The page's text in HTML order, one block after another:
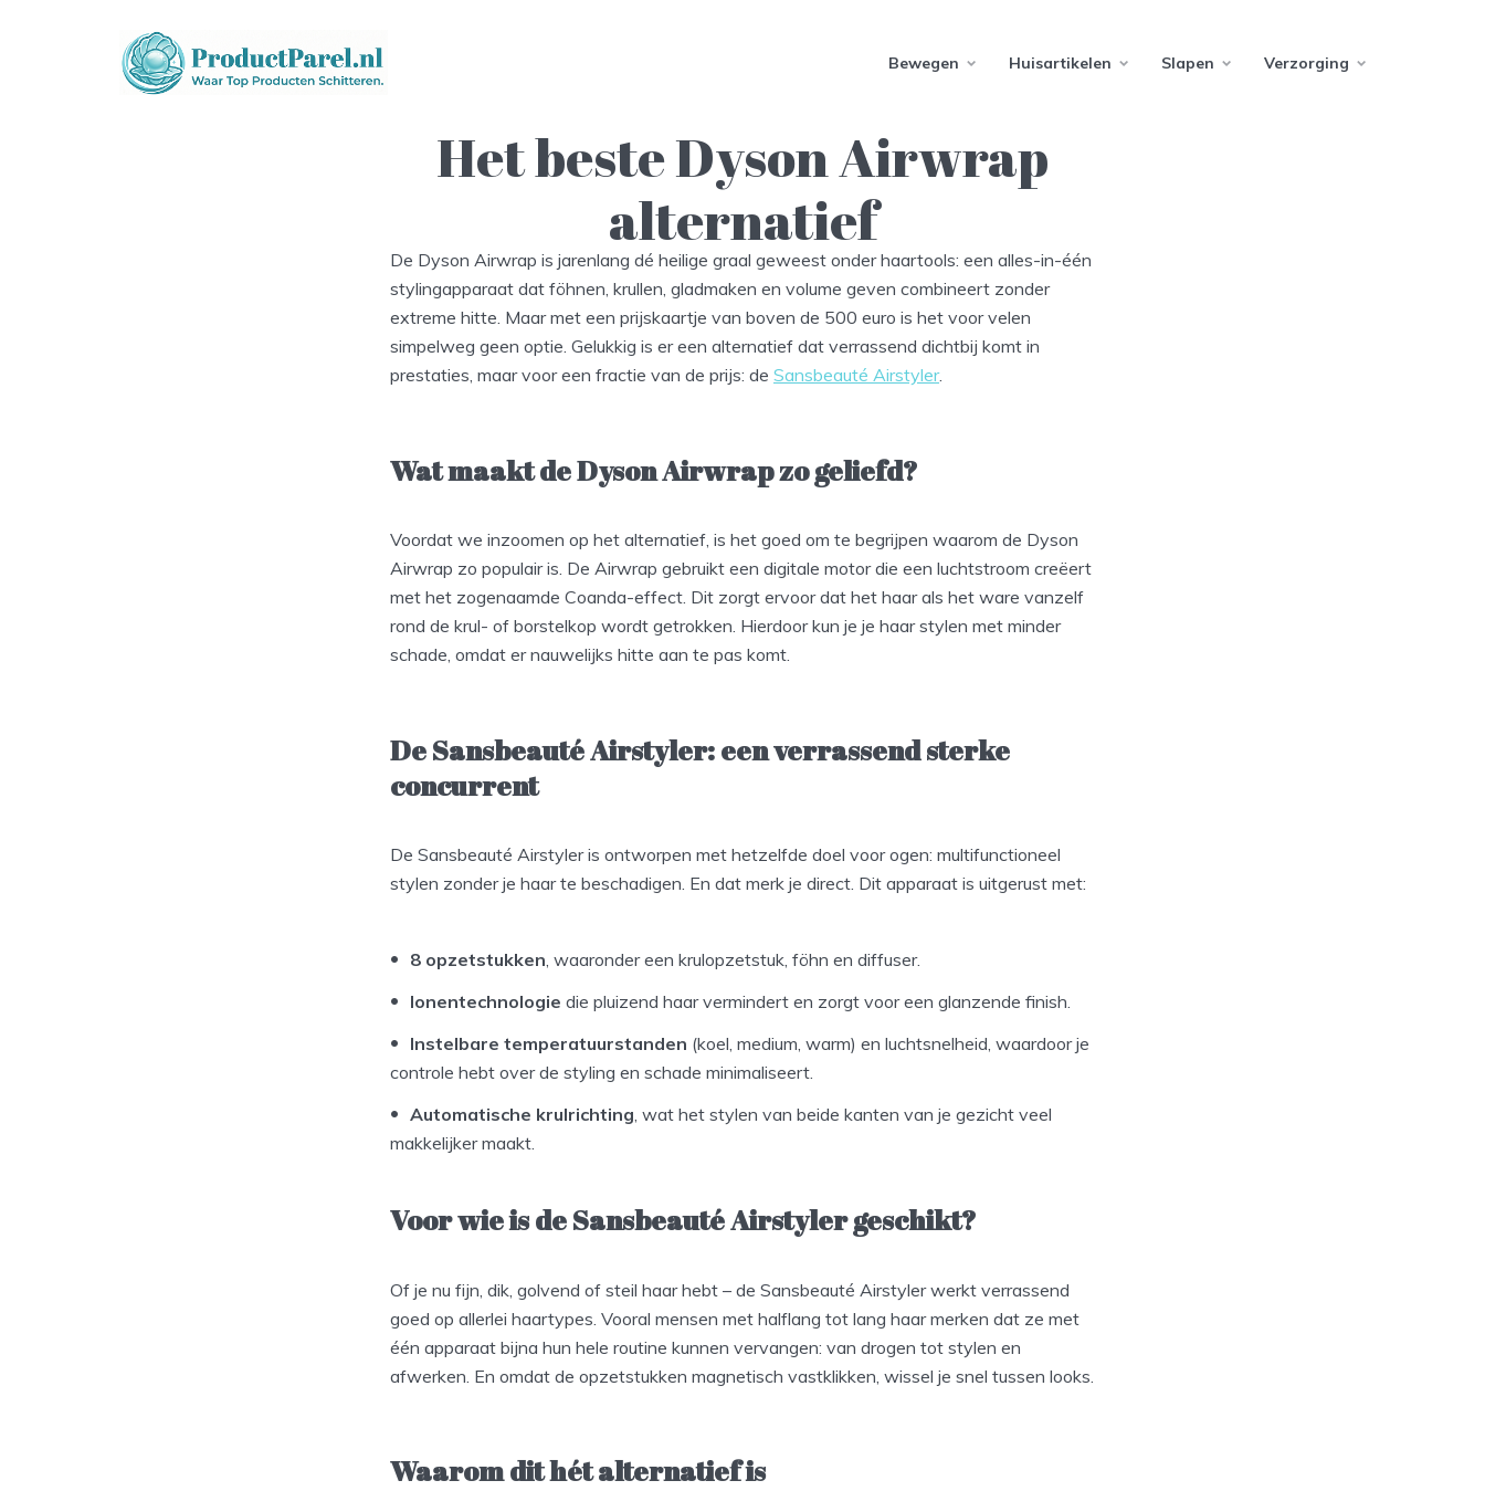
Bewegen Huisartikelen Slapen Verzorging
Het beste Dyson Airwrap
alternatief
De Dyson Airwrap is jarenlang dé heilige graal geweest onder haartools: een alles-in-één
stylingapparaat dat föhnen, krullen, gladmaken en volume geven combineert zonder
extreme hitte. Maar met een prijskaartje van boven de 500 euro is het voor velen
simpelweg geen optie. Gelukkig is er een alternatief dat verrassend dichtbij komt in
prestaties, maar voor een fractie van de prijs: de Sansbeauté Airstyler.
Wat maakt de Dyson Airwrap zo geliefd?
Voordat we inzoomen op het alternatief, is het goed om te begrijpen waarom de Dyson
Airwrap zo populair is. De Airwrap gebruikt een digitale motor die een luchtstroom creëert
met het zogenaamde Coanda-effect. Dit zorgt ervoor dat het haar als het ware vanzelf
rond de krul- of borstelkop wordt getrokken. Hierdoor kun je je haar stylen met minder
schade, omdat er nauwelijks hitte aan te pas komt.
De Sansbeauté Airstyler: een verrassend sterke
concurrent
De Sansbeauté Airstyler is ontworpen met hetzelfde doel voor ogen: multifunctioneel
stylen zonder je haar te beschadigen. En dat merk je direct. Dit apparaat is uitgerust met:
8 opzetstukken, waaronder een krulopzetstuk, föhn en diffuser.
Ionentechnologie die pluizend haar vermindert en zorgt voor een glanzende finish.
Instelbare temperatuurstanden (koel, medium, warm) en luchtsnelheid, waardoor je
controle hebt over de styling en schade minimaliseert.
Automatische krulrichting, wat het stylen van beide kanten van je gezicht veel
makkelijker maakt.
Voor wie is de Sansbeauté Airstyler geschikt?
Of je nu fijn, dik, golvend of steil haar hebt – de Sansbeauté Airstyler werkt verrassend
goed op allerlei haartypes. Vooral mensen met halflang tot lang haar merken dat ze met
één apparaat bijna hun hele routine kunnen vervangen: van drogen tot stylen en
afwerken. En omdat de opzetstukken magnetisch vastklikken, wissel je snel tussen looks.
Waarom dit hét alternatief is